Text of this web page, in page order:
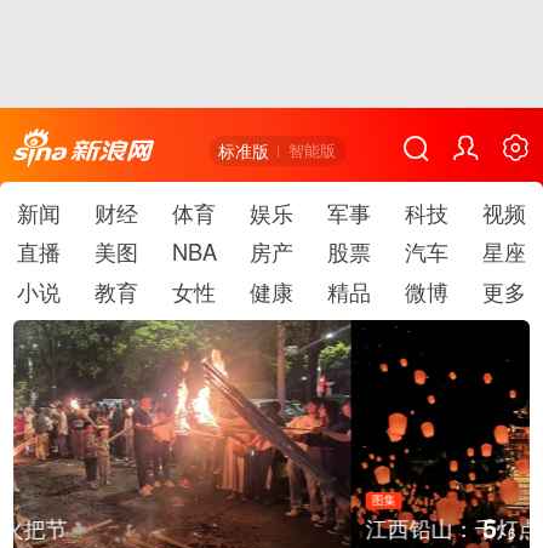
标准版 智能版
新闻 财经 体育 娱乐 军事 科技
视频
直播
美图 NBA 房产 股票 汽车
星座
小说
教育 女性 健康 精品 微博 更多
图集
江西铅山：千灯点亮葛仙村 5/6